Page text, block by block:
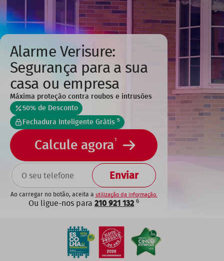
Alarme Verisure:
Segurança para a sua
casa ou empresa
Máxima proteção contra roubos e intrusões
50% de Desconto
Fechadura Inteligente Grátis 5
Calcule agora1
TELEFONE
Ao carregar no botão, aceita a utilização da informação.
Ou ligue-nos para 210 921 132 6